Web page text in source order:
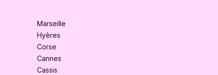
Marseille
Hyères
Corse
Cannes
Cassis